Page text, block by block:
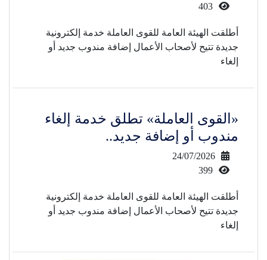
403
أطلقت الهيئة العامة للقوى العاملة خدمة إلكترونية
جديدة تتيح لأصحاب الأعمال إضافة مندوب جديد أو
إلغاء
«القوى العاملة» تطلق خدمة إلغاء
مندوب أو إضافة جديد..
24/07/2026
399
أطلقت الهيئة العامة للقوى العاملة خدمة إلكترونية
جديدة تتيح لأصحاب الأعمال إضافة مندوب جديد أو
إلغاء